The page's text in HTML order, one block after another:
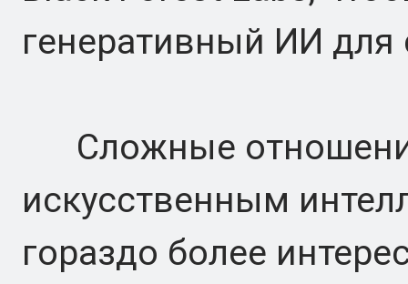
генеративный ИИ для
Сложные
искусственным
гораздо более